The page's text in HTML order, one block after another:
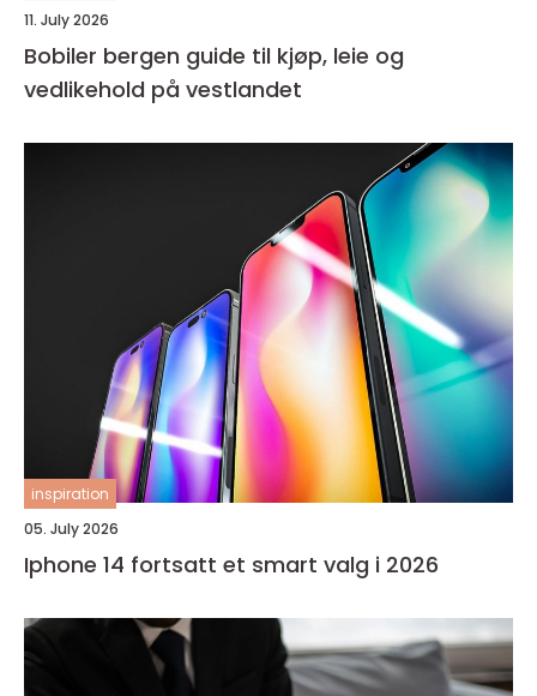
11. July 2026
Bobiler bergen guide til kjøp, leie og
vedlikehold på vestlandet
inspiration
05. July 2026
Iphone 14 fortsatt et smart valg i 2026